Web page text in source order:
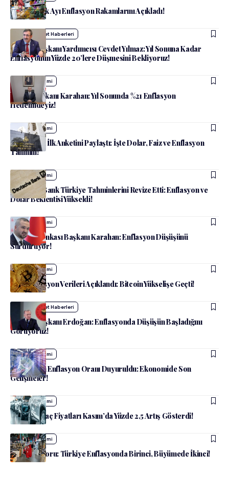
ENAG Ocak Ayı Enflasyon Rakamlarını Açıkladı!
admin Siyaset Haberleri
Cumhurbaşkanı Yardımcısı Cevdet Yılmaz: Yıl Sonuna Kadar
Enflasyonun Yüzde 20’lere Düşmesini Bekliyoruz!
admin Ekonomi
TCMB Başkanı Karahan: Yıl Sonunda %21 Enflasyon
Hedefindeyiz!
admin Ekonomi
TCMB Yılın İlk Anketini Paylaştı: İşte Dolar, Faiz ve Enflasyon
Tahmini!
admin Ekonomi
Deutsche Bank Türkiye Tahminlerini Revize Etti: Enflasyon ve
Dolar Beklentisi Yükseldi!
admin Ekonomi
Merkez Bankası Başkanı Karahan: Enflasyon Düşüşünü
Sürdürüyor!
admin Ekonomi
ABD Enflasyon Verileri Açıklandı: Bitcoin Yükselişe Geçti!
Siyaset Haberleri
Cumhurbaşkanı Erdoğan: Enflasyonda Düşüşün Başladığını
Görüyoruz!
admin Ekonomi
İstanbul’un Enflasyon Oranı Duyuruldu: Ekonomide Son
Gelişmeler!
admin Ekonomi
İkinci El Araç Fiyatları Kasım’da Yüzde 2,5 Artış Gösterdi!
admin Ekonomi
OECD Raporu: Türkiye Enflasyonda Birinci, Büyümede İkinci!